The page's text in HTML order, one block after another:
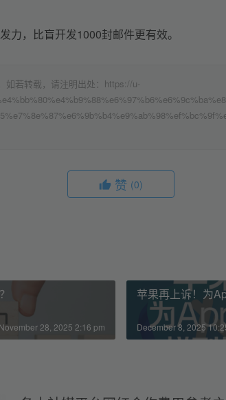
力，比盲开发1000封邮件更有效。
如若转载，请注明出处：https://u-
赞 (0)
November 28, 2025 2:16 pm
苹果再上诉！为
December 8, 2025